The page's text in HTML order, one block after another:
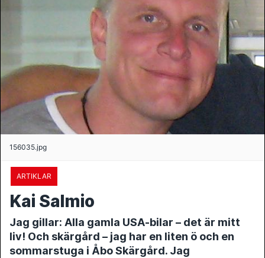
156035.jpg
ARTIKLAR
Kai Salmio
Jag gillar: Alla gamla USA-bilar – det är mitt
liv! Och skärgård – jag har en liten ö och en
sommarstuga i Åbo Skärgård. Jag